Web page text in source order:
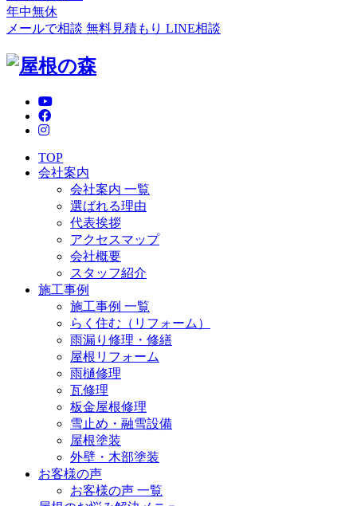
年中無休
メールで相談 無料見積もり LINE相談
TOP
会社案内
会社案内 一覧
選ばれる理由
代表挨拶
アクセスマップ
会社概要
スタッフ紹介
施工事例
施工事例 一覧
らく住む（リフォーム）
雨漏り修理・修繕
屋根リフォーム
雨樋修理
瓦修理
板金屋根修理
雪止め・融雪設備
屋根塗装
外壁・木部塗装
お客様の声
お客様の声 一覧